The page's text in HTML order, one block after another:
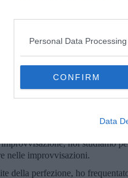
Personal Data
CONFIRM
Data
alla musica. Nella mia
A trovare i
dire con certezza che il
in tasca ormai da
a far convivere sul tuo
all’educazione musicale
prassi musicale tanto
apparentemente privo di
è altro che espressione,
L'Improvvisazione è
noi studiamo
nelle improvvisazioni.
della perfezione, ho